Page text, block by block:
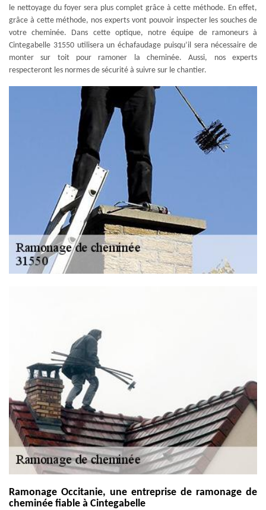
le nettoyage du foyer sera plus complet grâce à cette méthode. En effet,
grâce à cette méthode, nos experts vont pouvoir inspecter les souches de
votre cheminée. Dans cette optique, notre équipe de ramoneurs à
Cintegabelle 31550 utilisera un échafaudage puisqu’il sera nécessaire de
monter sur toit pour ramoner la cheminée. Aussi, nos experts
respecteront les normes de sécurité à suivre sur le chantier.
Ramonage Occitanie, une entreprise de ramonage de
cheminée fiable à Cintegabelle